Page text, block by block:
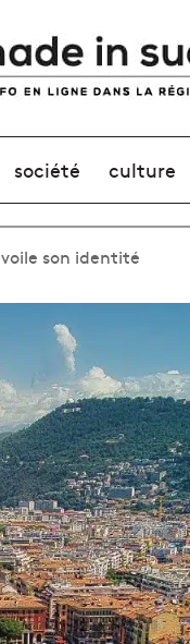
société culture
son identité